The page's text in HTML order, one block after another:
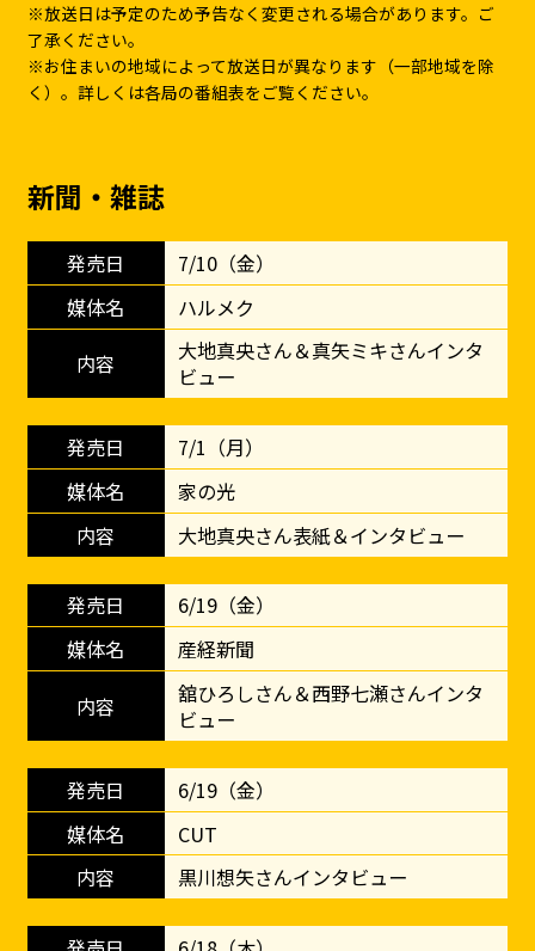
※放送日は予定のため予告なく変更される場合があります。ご
了承ください。
※お住まいの地域によって放送日が異なります（一部地域を除
く）。詳しくは各局の番組表をご覧ください。
新聞・雑誌
7/10（金）
ハルメク
大地真央さん＆真矢ミキさんインタ
ビュー
7/1（月）
家の光
大地真央さん表紙＆インタビュー
6/19（金）
産経新聞
舘ひろしさん＆西野七瀬さんインタ
ビュー
6/19（金）
CUT
黒川想矢さんインタビュー